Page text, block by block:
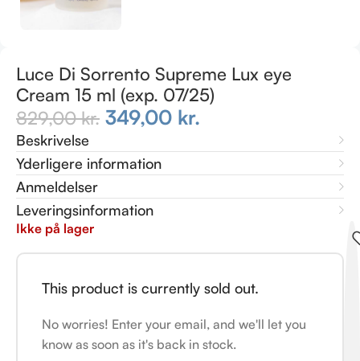
Luce Di Sorrento Supreme Lux eye
Cream 15 ml (exp. 07/25)
829,00kr. 349,00 kr.
Beskrivelse
Yderligere information
Anmeldelser
Leveringsinformation
Ikke på lager
This product is currently sold out.
No worries! Enter your email, and we'll let you
know as soon as it's back in stock.